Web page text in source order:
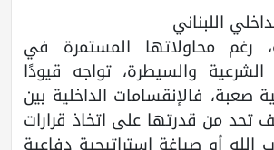
اللبناني
رغم محاولاتها المستمرة في
والسيطرة، تواجه قيودًا
صعبة، فالإنقسامات الداخلية بين
تحد من قدرتها على اتخاذ قرارات